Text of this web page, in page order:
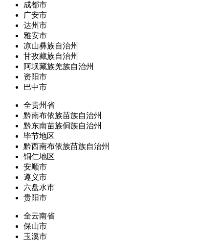
成都市
广安市
达州市
雅安市
凉山彝族自治州
甘孜藏族自治州
阿坝藏族羌族自治州
资阳市
巴中市
全贵州省
黔南布依族苗族自治州
黔东南苗族侗族自治州
毕节地区
黔西南布依族苗族自治州
铜仁地区
安顺市
遵义市
六盘水市
贵阳市
全云南省
保山市
玉溪市